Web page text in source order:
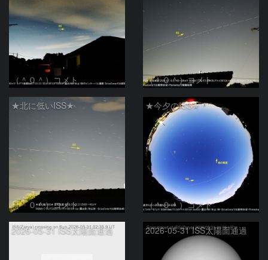
（＾０＾）コメト （＾０＾）コメト
★北に低いISS★
（＾０＾）コメト
★今夕のISS★
（＾０＾）コメト
2026-05-31 ISS太陽面通過 2026-05-31 ISS太陽面通過